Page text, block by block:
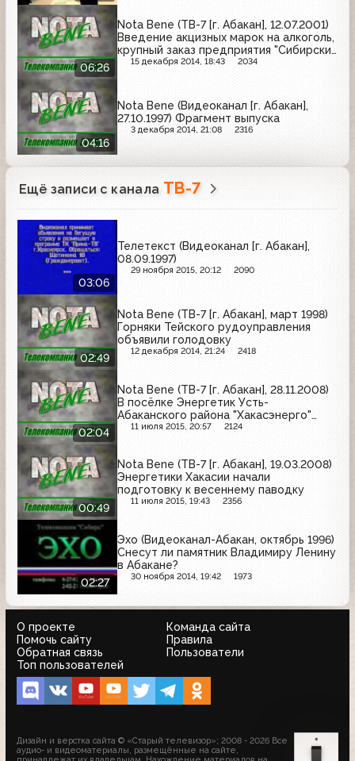
06:26
Nota Bene (ТВ-7 [г. Абакан], 12.07.2001)
Введение акцизных марок на алкоголь,
крупный заказ предприятия "Сибирский
текстиль", первый купол
15 декабря 2014, 18:43 2034
04:16
Nota Bene (Видеоканал [г. Абакан],
27.10.1997) Фрагмент выпуска
3 декабря 2014, 21:08 2316
Ещё записи с канала ТВ-7
03:06
Телетекст (Видеоканал [г. Абакан],
08.09.1997)
29 ноября 2015, 20:12 2090
02:49
Nota Bene (ТВ-7 [г. Абакан], март 1998)
Горняки Тейского рудоуправления
объявили голодовку
12 декабря 2014, 21:24 2418
02:04
Nota Bene (ТВ-7 [г. Абакан], 28.11.2008)
В посёлке Энергетик Усть-
Абаканского района "Хакасэнерго"
вышло на борьбу с воровством
11 июля 2015, 20:57 2124
00:49
Nota Bene (ТВ-7 [г. Абакан], 19.03.2008)
Энергетики Хакасии начали
подготовку к весеннему паводку
11 июля 2015, 19:43 2356
02:27
Эхо (Видеоканал-Абакан, октябрь 1996)
Снесут ли памятник Владимиру Ленину
в Абакане?
30 ноября 2014, 19:42 1973
О проекте
Команда сайта
Помочь сайту
Правила
Обратная связь
Пользователи
Топ пользователей
Дизайн и верстка сайта © «Старый телевизор»; 2008 - 2026 Все
аудио- и видеоматериалы, размещённые на сайте,